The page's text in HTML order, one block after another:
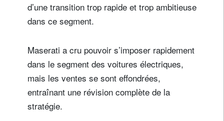
d’une transition trop rapide et trop ambitieuse
dans ce segment.
Maserati a cru pouvoir s’imposer rapidement
dans le segment des voitures électriques,
mais les ventes se sont effondrées,
entraînant une révision complète de la
stratégie.